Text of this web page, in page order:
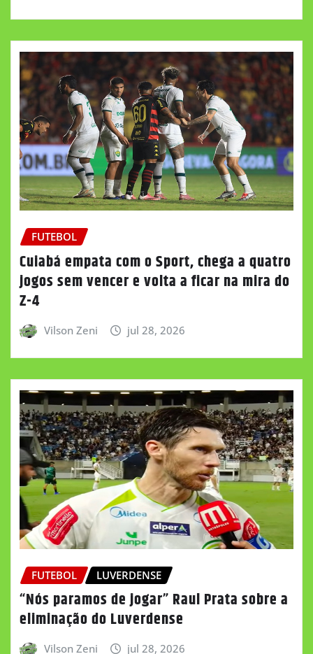
FUTEBOL
Cuiabá empata com o Sport, chega a quatro
jogos sem vencer e volta a ficar na mira do
Z-4
Vilson Zeni jul 28, 2026
FUTEBOL LUVERDENSE
“Nós paramos de jogar” Raul Prata sobre a
eliminação do Luverdense
Vilson Zeni jul 28, 2026